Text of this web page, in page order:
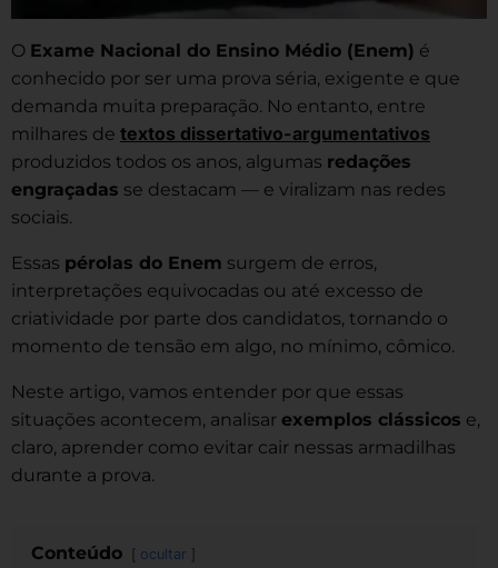
O Exame Nacional do Ensino Médio (Enem) é
conhecido por ser uma prova séria, exigente e que
demanda muita preparação. No entanto, entre
milhares de textos dissertativo-argumentativos
produzidos todos os anos, algumas redações
engraçadas se destacam — e viralizam nas redes
sociais.
Essas pérolas do Enem surgem de erros,
interpretações equivocadas ou até excesso de
criatividade por parte dos candidatos, tornando o
momento de tensão em algo, no mínimo, cômico.
Neste artigo, vamos entender por que essas
situações acontecem, analisar exemplos clássicos e,
claro, aprender como evitar cair nessas armadilhas
durante a prova.
Conteúdo ocultar